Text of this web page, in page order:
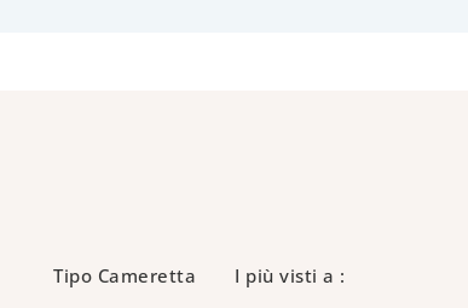
Tipo Cameretta I più visti a :